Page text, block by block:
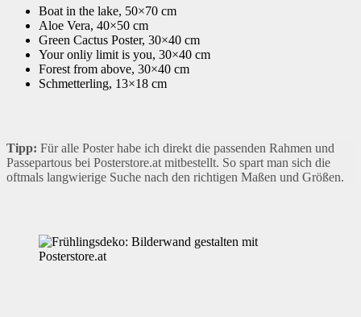
Boat in the lake, 50×70 cm
Aloe Vera, 40×50 cm
Green Cactus Poster, 30×40 cm
Your onliy limit is you, 30×40 cm
Forest from above, 30×40 cm
Schmetterling, 13×18 cm
Tipp: Für alle Poster habe ich direkt die passenden Rahmen und
Passepartous bei Posterstore.at mitbestellt. So spart man sich die
oftmals langwierige Suche nach den richtigen Maßen und Größen.